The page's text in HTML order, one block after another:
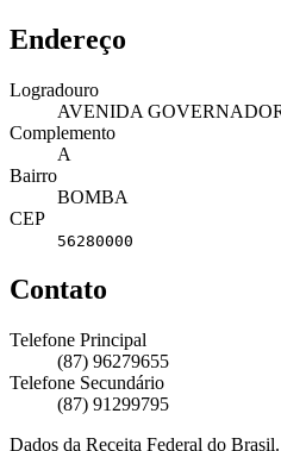
Endereço
Logradouro
AVENIDA
Complemento
A
Bairro
BOMBA
CEP
56280000
Contato
Telefone Principal
(87) 96279655
Telefone Secundário
(87) 91299795
Dados da Receita Federal do